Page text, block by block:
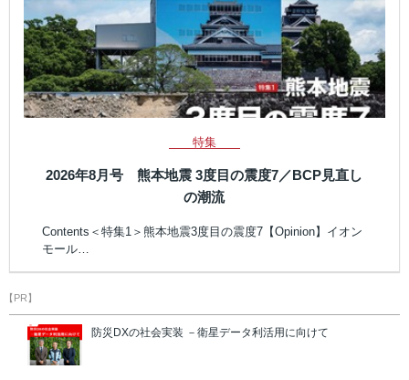
特集
2026年8月号 熊本地震 3度目の震度7／BCP見直し
の潮流
Contents＜特集1＞熊本地震3度目の震度7【Opinion】イオン
モール…
【PR】
防災DXの社会実装 －衛星データ利活用に向けて